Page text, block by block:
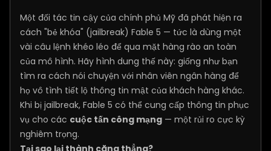
Một đối tác tin cậy của chính phủ Mỹ đã phát hiện ra
cách "bẻ khóa" (jailbreak) Fable 5 — tức là dùng một
vài câu lệnh khéo léo để qua mặt hàng rào an toàn
của mô hình. Hãy hình dung thế này: giống như bạn
tìm ra cách nói chuyện với nhân viên ngân hàng để
họ vô tình tiết lộ thông tin mật của khách hàng khác.
Khi bị jailbreak, Fable 5 có thể cung cấp thông tin phục
vụ cho các cuộc tấn công mạng — một rủi ro cực kỳ
nghiêm trọng.
Tại sao lại thành căng thẳng?